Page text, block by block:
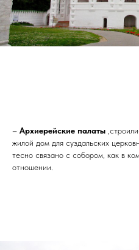
– Архиерейские палаты
жилой дом для суздальских
тесно связано с собором, как в
отношении.